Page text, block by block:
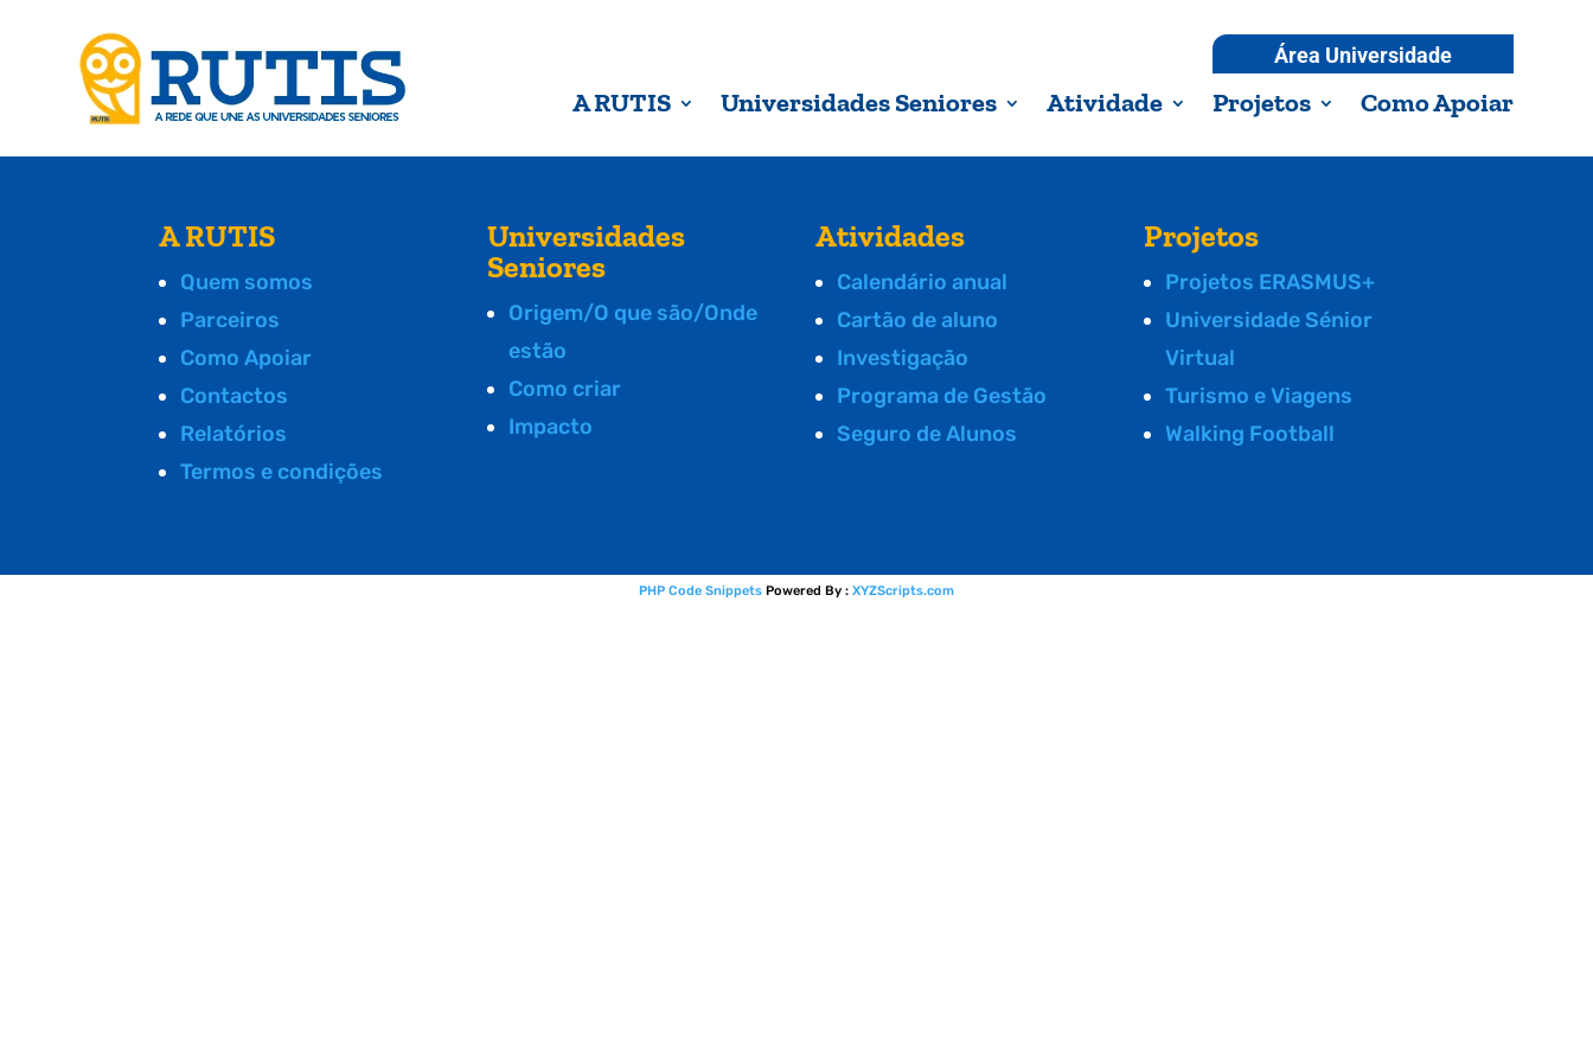
Área Universidade
A RUTIS Universidades Seniores Atividade Projetos Como Apoiar
A RUTIS
Quem somos
Parceiros
Como Apoiar
Contactos
Relatórios
Termos e condições
Universidades
Seniores
Origem/O que são/Onde
estão
Como criar
Impacto
Atividades
Calendário anual
Cartão de aluno
Investigação
Programa de Gestão
Seguro de Alunos
Projetos
Projetos ERASMUS+
Universidade Sénior
Virtual
Turismo e Viagens
Walking Football
PHP Code Snippets Powered By : XYZScripts.com